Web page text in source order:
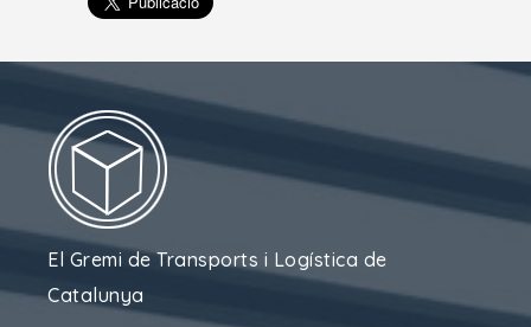
El Gremi de Transports i Logística de
Catalunya